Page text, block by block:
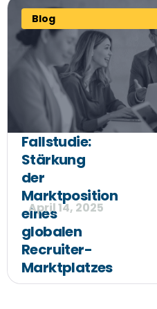
Blog
Fallstudie:
Stärkung
der
Marktposition
eines
globalen
Recruiter-
Marktplatzes
April 14, 2025